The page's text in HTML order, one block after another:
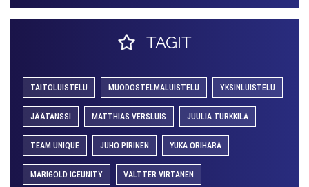
TAGIT
TAITOLUISTELU MUODOSTELMALUISTELU YKSINLUISTELU
JÄÄTANSSI MATTHIAS VERSLUIS JUULIA TURKKILA
TEAM UNIQUE JUHO PIRINEN YUKA ORIHARA
MARIGOLD ICEUNITY VALTTER VIRTANEN